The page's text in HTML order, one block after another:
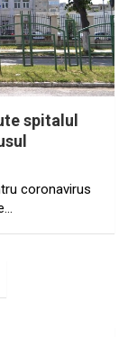
spitalul
coronavirus